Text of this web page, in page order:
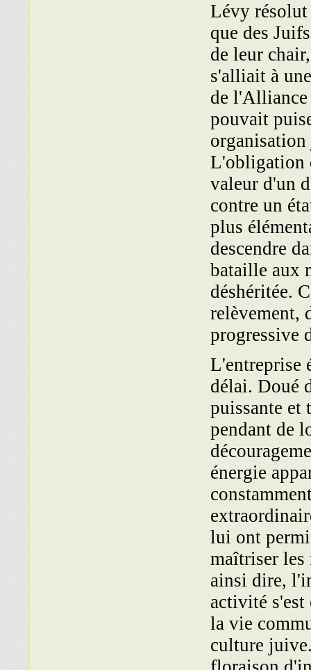
Lévy résolut
que des
de leur
s'alliait à
de
pouvait
L'obligation
valeur d'un
contre un
plus
descendre
bataille aux
déshéritée.
relèvement,
progressive
L'entreprise
délai. Doué
puissante et
pendant de
énergie
lui ont
maîtriser les
ainsi dire,
activité s'est
la vie
culture